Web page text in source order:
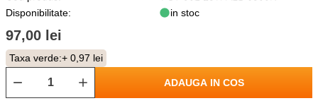
Disponibilitate:
in stoc
97,00 lei
Taxa verde:+ 0,97 lei
ADAUGA IN COS